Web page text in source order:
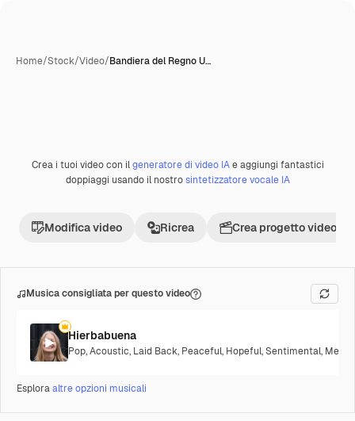
Home/Stock/Video/Bandiera del Regno U…
Premium
Crea i tuoi video con ilgeneratore di video IAe aggiungi fantastici
doppiaggi usando il nostrosintetizzatore vocale IA
Modifica video Ricrea Crea progetto video
Musica consigliata per questo video
Hierbabuena
Pop,Acoustic, Laid Back, Peaceful, Hopeful,Sentimental,
Esploraaltre opzioni musicali